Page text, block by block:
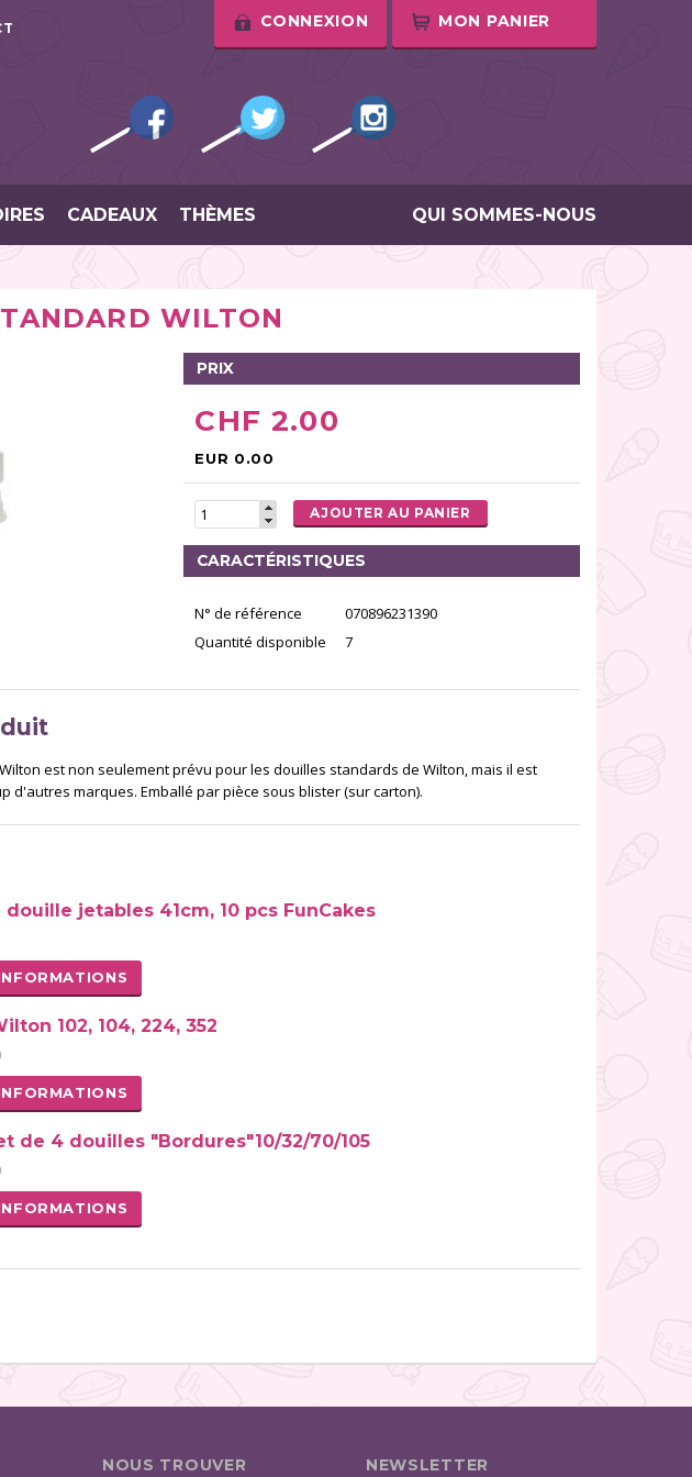
CONNEXION MON PANIER
CADEAUX THÈMES QUI SOMMES-NOUS
WILTON
PRIX
CHF 2.00
EUR 0.00
AJOUTER AU PANIER
CARACTÉRISTIQUES
N° de référence
070896231390
Quantité disponible
7
est non seulement prévu pour les douilles standards de Wilton, mais il est
d'autres marques. Emballé par pièce sous blister (sur carton).
douille jetables 41cm, 10 pcs FunCakes
102, 104, 224, 352
de 4 douilles "Bordures"10/32/70/105
NOUS TROUVER NEWSLETTER